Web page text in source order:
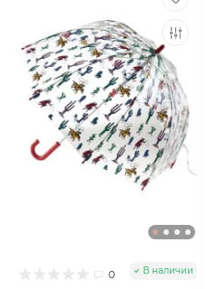
0 В наличии